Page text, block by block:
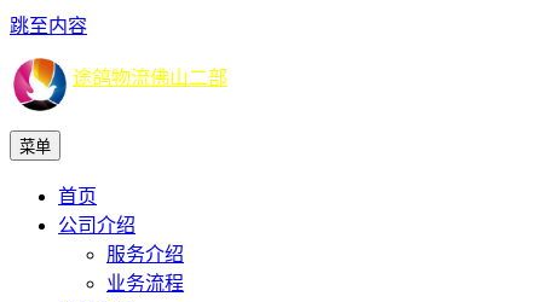
跳至内容
途鸽物流佛山二部
菜单
首页
公司介绍
服务介绍
业务流程